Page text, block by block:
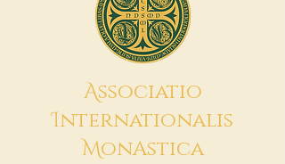
Associatio
Internationalis
MonAstica